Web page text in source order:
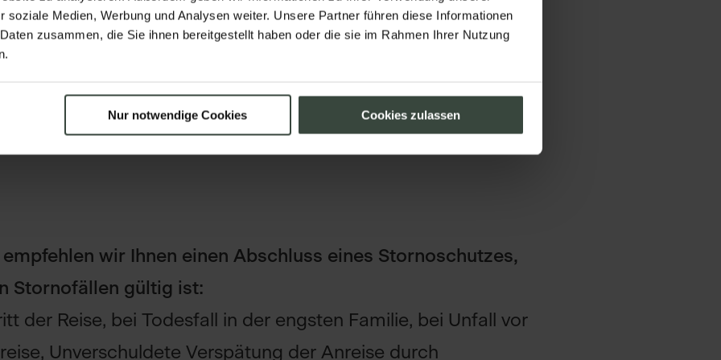
soziale Medien, Werbung und Analysen weiter. Unsere Partner führen diese Informationen
zusammen, die Sie ihnen bereitgestellt haben oder die sie im Rahmen Ihrer Nutzung
Nur notwendige Cookies Cookies zulassen
kostenfrei, danach 100 % Stornogebühr
15.09.2026– 26.10.2026)
kostenfrei, danach 100 % Stornogebühr
empfehlen wir Ihnen einen Abschluss eines Stornoschutzes,
Stornofällen gültig ist:
der Reise, bei Todesfall in der engsten Familie, bei Unfall vor
Unverschuldete Verspätung der Anreise durch